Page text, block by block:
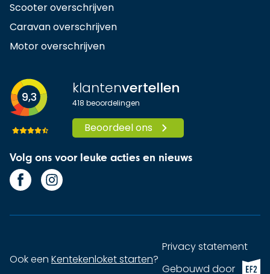
Scooter overschrijven
Caravan overschrijven
Motor overschrijven
9,3 klantenvertellen
418 beoordelingen
Beoordeel ons
Volg ons voor leuke acties en nieuws
Ook een Kentekenloket starten?
Privacy statement
Gebouwd doorEF2